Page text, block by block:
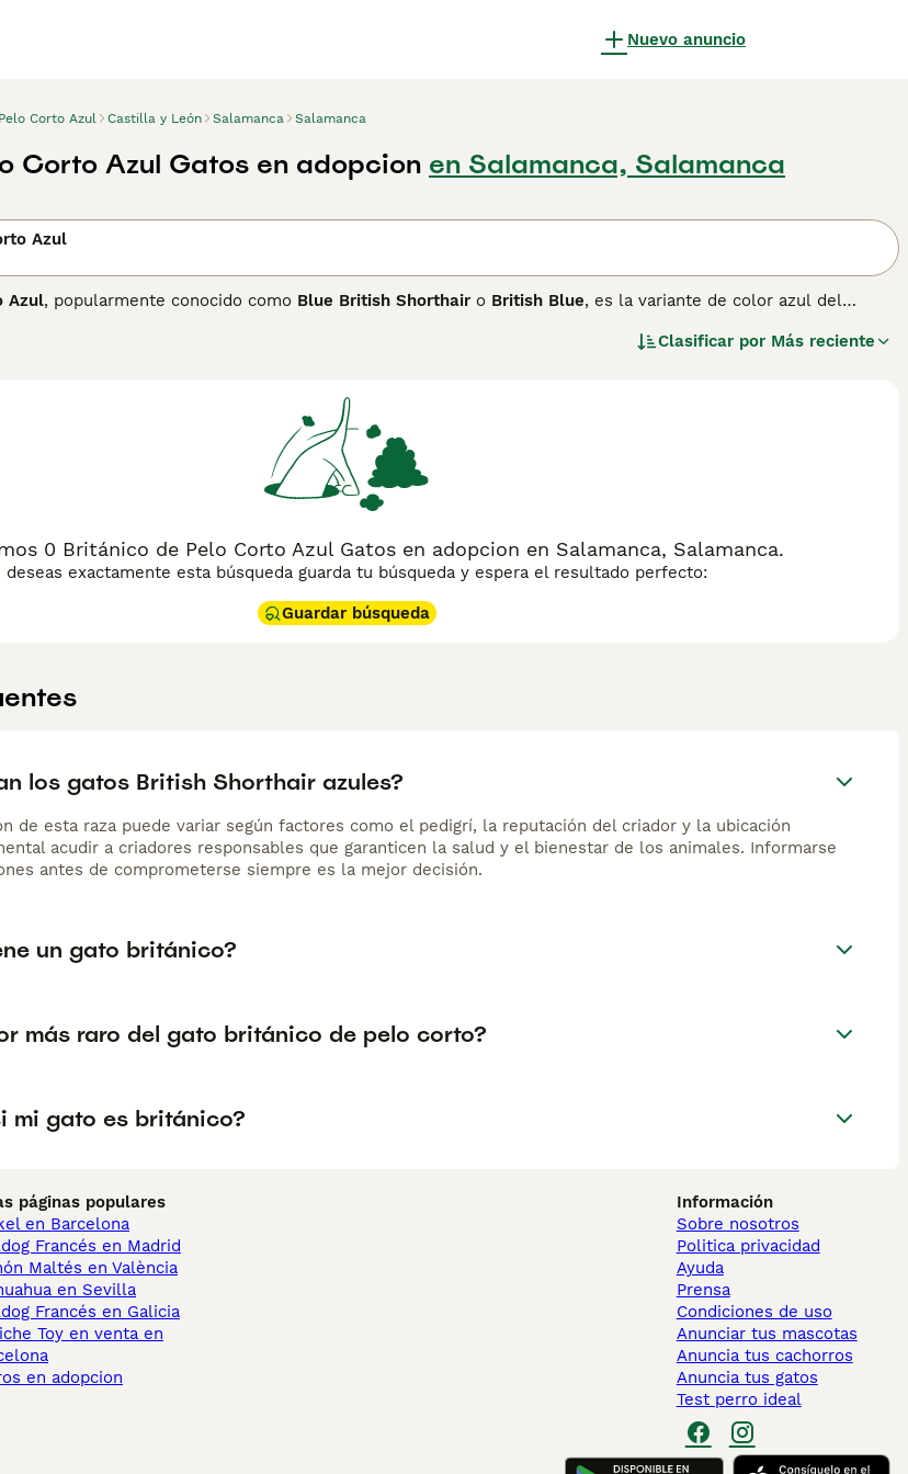
Nuevo anuncio
Corto Azul Castilla y León Salamanca Salamanca
Corto Azul Gatos en adopcion en Salamanca, Salamanca
Azul
Azul, popularmente conocido como Blue British Shorthair o British Blue, es la variante de color azul del
y su expresión serena y redondeada, le confieren un aspecto inconfundible que lo ha convertido en uno
unificadas brevemente por la FIFE en 1967 antes de ser separadas de nuevo en 1977 —, el Blue British
razas distintas con características propias.
fornido, de constitución robusta y musculosa, con un pelaje denso, esponjoso y de textura especialmente
es sereno, equilibrado y muy adaptable: tolerante con los niños, cómodo en hogares tranquilos y capaz de
de compañía. No es una raza exigente ni ruidosa; prefiere observar y participar de la vida familiar a su
raza robusta y longeva, ideal para quienes buscan un compañero felino elegante y de carácter reposado.
Clasificar por Más reciente
0 Británico de Pelo Corto Azul Gatos en adopcion en Salamanca, Salamanca.
deseas exactamente esta búsqueda guarda tu búsqueda y espera el resultado perfecto:
Guardar búsqueda
los gatos British Shorthair azules?
de esta raza puede variar según factores como el pedigrí, la reputación del criador y la ubicación
acudir a criadores responsables que garanticen la salud y el bienestar de los animales. Informarse
antes de comprometerse siempre es la mejor decisión.
un gato británico?
más raro del gato británico de pelo corto?
mi gato es británico?
páginas populares
en Barcelona
Francés en Madrid
Maltés en València
en Sevilla
Francés en Galicia
Toy en venta en
en adopcion
Información
Sobre nosotros
Politica privacidad
Ayuda
Prensa
Condiciones de uso
Anunciar tus mascotas
Anuncia tus cachorros
Anuncia tus gatos
Test perro ideal